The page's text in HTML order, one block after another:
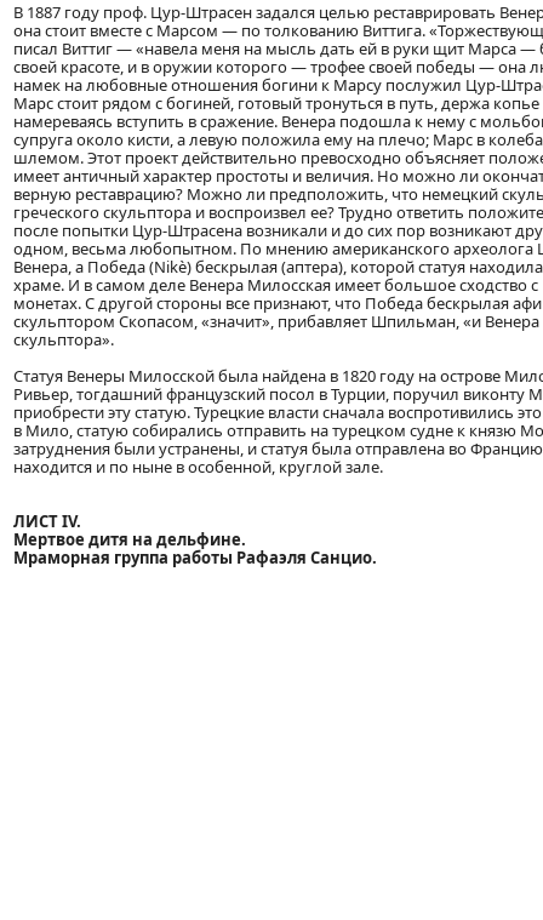
В 1887 году проф. Цур-Штрасен задался целью реставрировать
она стоит вместе с Марсом — по толкованию Виттига.
писал Виттиг — «навела меня на мысль дать ей в руки щит Марса —
своей красоте, и в оружии которого — трофее своей победы — она
намек на любовные отношения богини к Марсу послужил Цур-
Марс стоит рядом с богиней, готовый тронуться в путь, держа
намереваясь вступить в сражение. Венера подошла к нему с
супруга около кисти, а левую положила ему на плечо; Марс в
шлемом. Этот проект действительно превосходно объясняет
имеет античный характер простоты и величия. Но можно ли
верную реставрацию? Можно ли предположить, что немецкий
греческого скульптора и воспроизвел ее? Трудно ответить
после попытки Цур-Штрасена возникали и до сих пор возникают
одном, весьма любопытном. По мнению американского археолога
Венера, а Победа (Nikè) бескрылая (аптера), которой статуя
храме. И в самом деле Венера Милосская имеет большое сходство
монетах. С другой стороны все признают, что Победа бескрылая
скульптором Скопасом, «значит», прибавляет Шпильман, «и Венера
скульптора».
Статуя Венеры Милосской была найдена в 1820 году на острове
Ривьер, тогдашний французский посол в Турции, поручил виконту
приобрести эту статую. Турецкие власти сначала воспротивились
в Мило, статую собирались отправить на турецком судне к князю
затруднения были устранены, и статуя была отправлена во
находится и по ныне в особенной, круглой зале.
ЛИСТ IV.
Мертвое дитя на дельфине.
Мраморная группа работы Рафаэля Санцио.